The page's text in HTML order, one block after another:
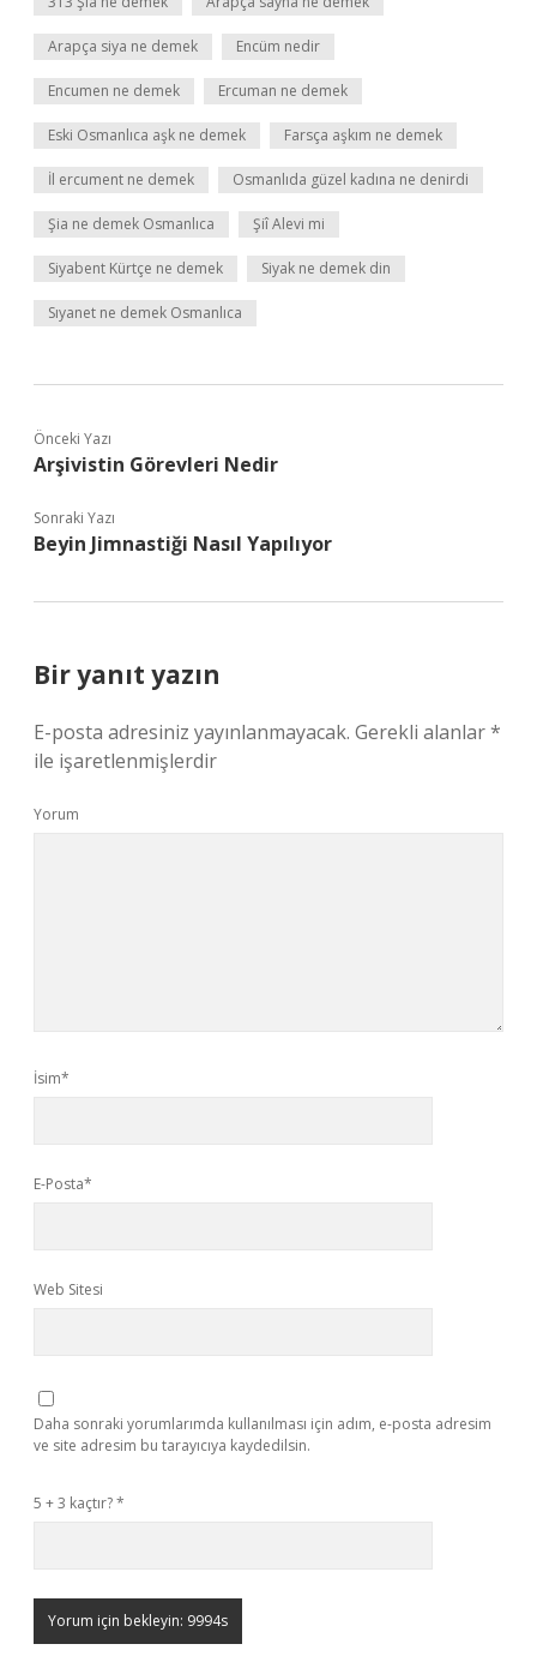
Arapça siya ne demek Encüm nedir
Encumen ne demek Ercuman ne demek
Eski Osmanlıca aşk ne demek Farsça aşkım ne demek
İl ercument ne demek Osmanlıda güzel kadına ne denirdi
Şia ne demek Osmanlıca Şiî Alevi mi
Siyabent Kürtçe ne demek Siyak ne demek din
Sıyanet ne demek Osmanlıca
Önceki Yazı
Arşivistin Görevleri Nedir
Sonraki Yazı
Beyin Jimnastiği Nasıl Yapılıyor
Bir yanıt yazın
E-posta adresiniz yayınlanmayacak. Gerekli alanlar*
ile işaretlenmişlerdir
Yorum
İsim*
E-Posta*
Web Sitesi
Daha sonraki yorumlarımda kullanılması için adım, e-posta adresim
ve site adresim bu tarayıcıya kaydedilsin.
5 + 3 kaçtır?*